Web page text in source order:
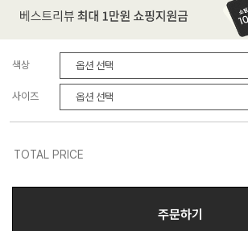
색상
사이즈
TOTAL PRICE
주문하기